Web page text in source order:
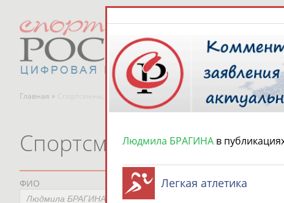
Главная » Спортсмены, тренеры и специалисты
Спортсмены, тренеры и
ФИО
Людмила БРАГИНА в
Легкая атлетика